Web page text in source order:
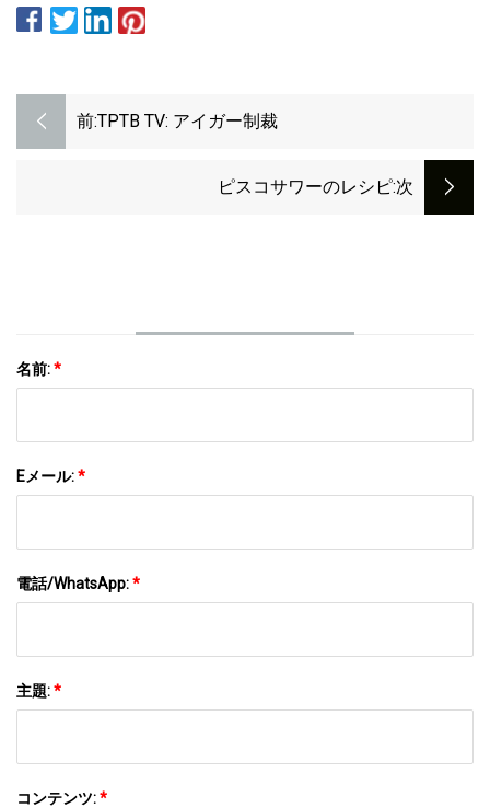
前:TPTB TV: アイガー制裁
ピスコサワーのレシピ:次
名前:*
Eメール:*
電話/WhatsApp:*
主題:*
コンテンツ:*